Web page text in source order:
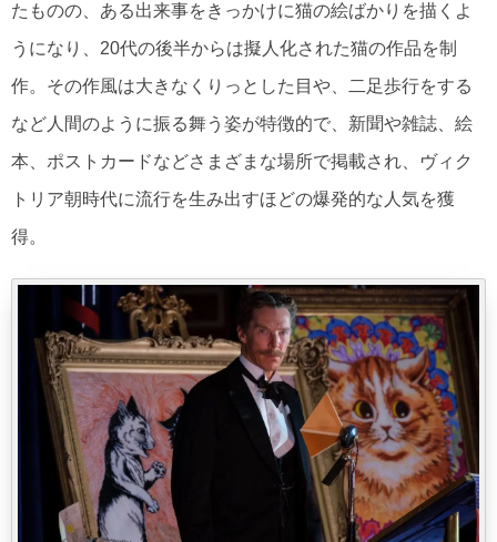
たものの、ある出来事をきっかけに猫の絵ばかりを描くよ
うになり、20代の後半からは擬人化された猫の作品を制
作。その作風は大きなくりっとした目や、二足歩行をする
など人間のように振る舞う姿が特徴的で、新聞や雑誌、絵
本、ポストカードなどさまざまな場所で掲載され、ヴィク
トリア朝時代に流行を生み出すほどの爆発的な人気を獲
得。